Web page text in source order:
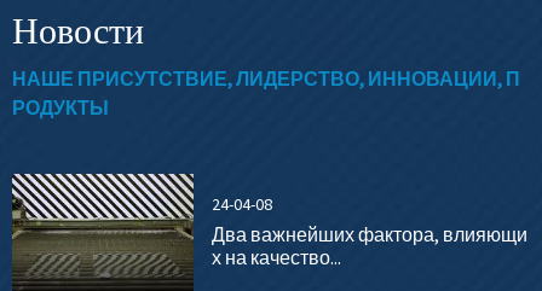
Новости
НАШЕ ПРИСУТСТВИЕ, ЛИДЕРСТВО, ИННОВАЦИИ, П
РОДУКТЫ
24-04-08
Два важнейших фактора, влияющи
х на качество...